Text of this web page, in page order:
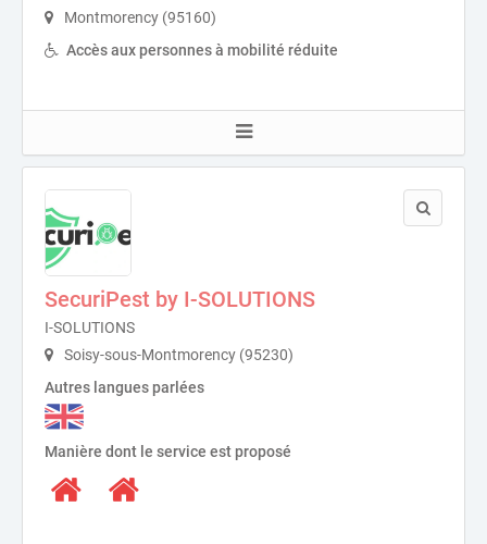
Montmorency (95160)
Accès aux personnes à mobilité réduite
SecuriPest by I-SOLUTIONS
I-SOLUTIONS
Soisy-sous-Montmorency (95230)
Autres langues parlées
Manière dont le service est proposé